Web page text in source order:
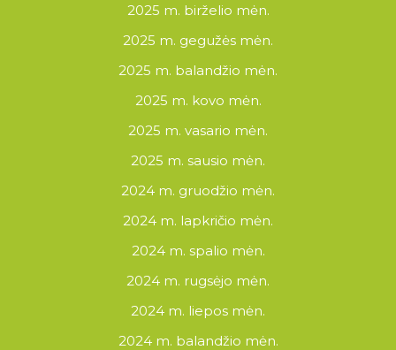
2025 m. birželio mėn.
2025 m. gegužės mėn.
2025 m. balandžio mėn.
2025 m. kovo mėn.
2025 m. vasario mėn.
2025 m. sausio mėn.
2024 m. gruodžio mėn.
2024 m. lapkričio mėn.
2024 m. spalio mėn.
2024 m. rugsėjo mėn.
2024 m. liepos mėn.
2024 m. balandžio mėn.